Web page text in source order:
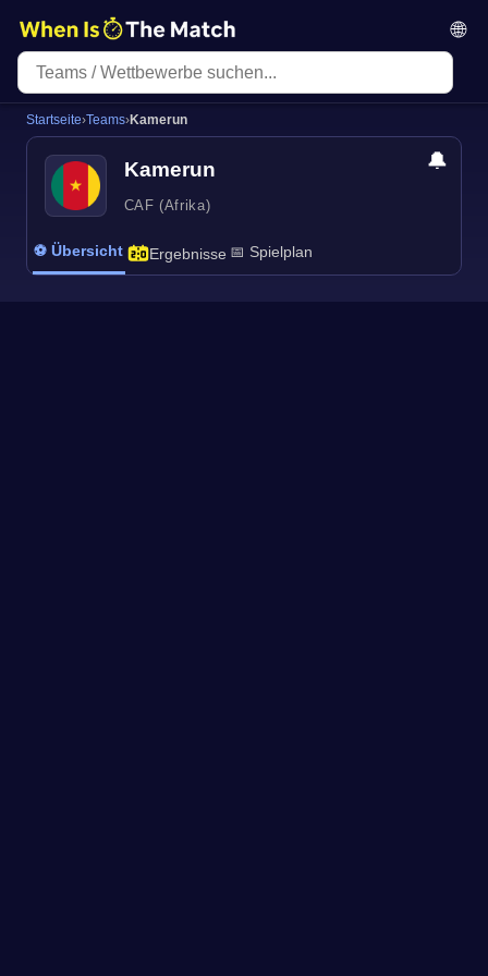
🌐
Startseite›Teams›Kamerun
Kamerun
CAF (Afrika)
🔔
⚽ Übersicht Ergebnisse 📅 Spielplan